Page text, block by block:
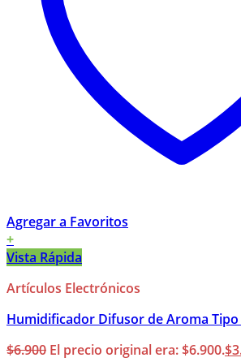
Agregar a Favoritos
+
Vista Rápida
Artículos Electrónicos
Humidificador Difusor de Aroma Tipo
$6.900 El precio original era: $6.900.$